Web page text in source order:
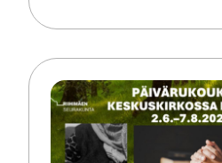
Lue lisää tapahtumasta